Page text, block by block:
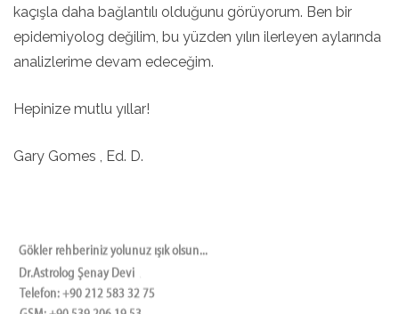
kaçışla daha bağlantılı olduğunu görüyorum. Ben bir
epidemiyolog değilim, bu yüzden yılın ilerleyen aylarında
analizlerime devam edeceğim.
Hepinize mutlu yıllar!
Gary Gomes , Ed. D.